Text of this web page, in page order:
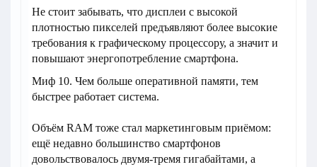
Не стоит забывать, что дисплеи с высокой
плотностью пикселей предъявляют более высокие
требования к графическому процессору, а значит и
повышают энергопотребление смартфона.
Миф 10. Чем больше оперативной памяти, тем
быстрее работает система.
Объём RAM тоже стал маркетинговым приёмом:
ещё недавно большинство смартфонов
довольствовалось двумя-тремя гигабайтами, а